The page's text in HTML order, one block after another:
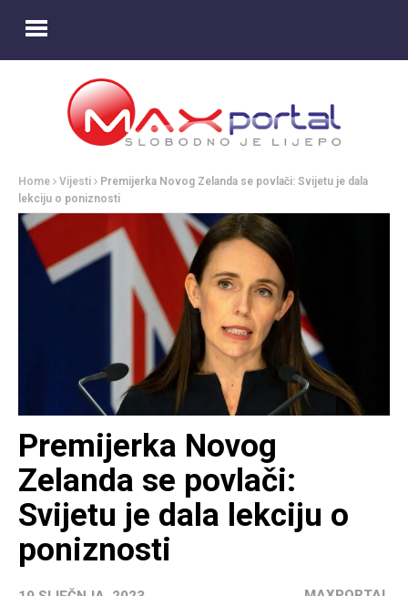
Home Vijesti
Premijerka Novog Zelanda se povlači: Svijetu je dala
lekciju o poniznosti
Premijerka Novog
Zelanda se povlači:
Svijetu je dala lekciju o
poniznosti